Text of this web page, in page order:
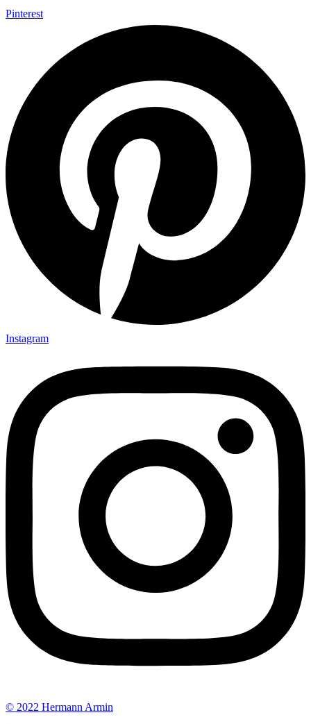
Pinterest
Instagram
© 2022 Hermann Armin